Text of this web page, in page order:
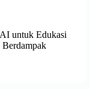
untuk Edukasi